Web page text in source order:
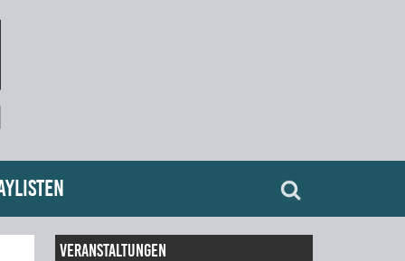
Veranstaltungen